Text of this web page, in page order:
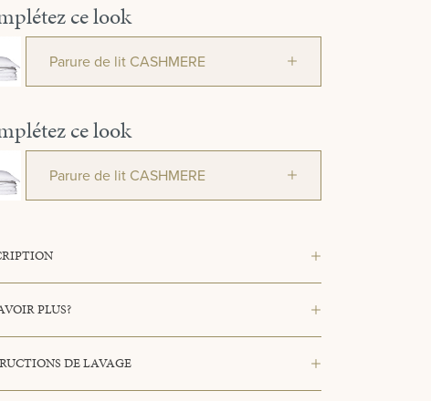
ce look
Parure de lit CASHMERE
ce look
Parure de lit CASHMERE
PLUS?
DE LAVAGE